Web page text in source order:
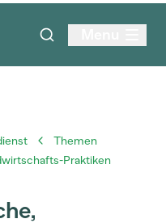
Themen
Praktiken